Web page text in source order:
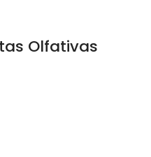
Olfativas